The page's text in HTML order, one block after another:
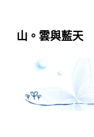
山。雲與藍天